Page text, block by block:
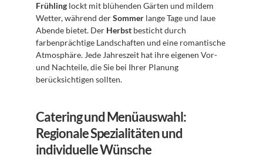
Frühling lockt mit blühenden Gärten und mildem
Wetter, während der Sommer lange Tage und laue
Abende bietet. Der Herbst besticht durch
farbenprächtige Landschaften und eine romantische
Atmosphäre. Jede Jahreszeit hat ihre eigenen Vor-
und Nachteile, die Sie bei Ihrer Planung
berücksichtigen sollten.
Catering und Menüauswahl:
Regionale Spezialitäten und
individuelle Wünsche